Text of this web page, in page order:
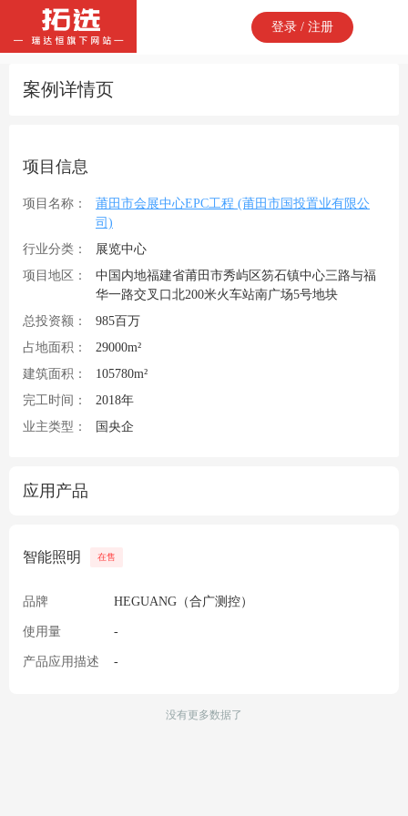
登录 / 注册
案例详情页
项目信息
项目名称：
莆田市会展中心EPC工程 (莆田市国投置业有限公
司)
行业分类：
展览中心
项目地区：
中国内地福建省莆田市秀屿区笏石镇中心三路与福
华一路交叉口北200米火车站南广场5号地块
总投资额：
985百万
占地面积：
29000m²
建筑面积：
105780m²
完工时间：
2018年
业主类型：
国央企
应用产品
智能照明 在售
品牌 HEGUANG（合广测控）
使用量 -
产品应用描述 -
没有更多数据了